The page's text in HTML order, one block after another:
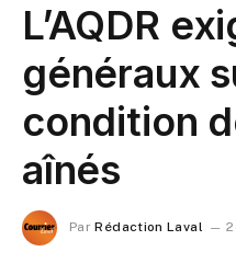
L’AQDR
généraux
condition
aînés
Par Rédaction Laval